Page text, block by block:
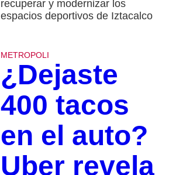
recuperar y modernizar los
espacios deportivos de Iztacalco
METROPOLI
¿Dejaste
400 tacos
en el auto?
Uber revela